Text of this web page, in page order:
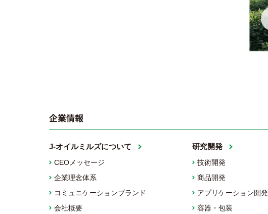
企業情報
J-オイルミルズについて
CEOメッセージ
企業理念体系
コミュニケーションブランド
会社概要
研究開発
技術開発
商品開発
アプリケーション開発
容器・包装